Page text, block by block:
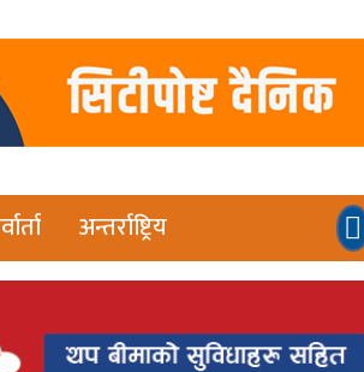
अन्तर्राष्ट्रिय